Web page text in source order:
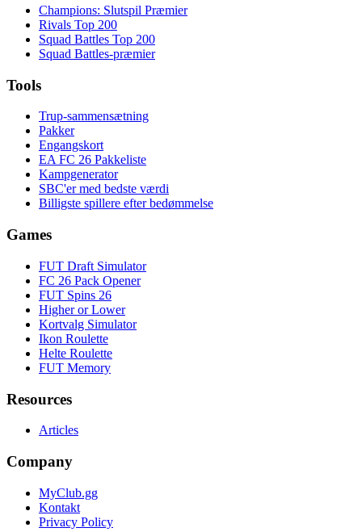
Champions: Slutspil Præmier
Rivals Top 200
Squad Battles Top 200
Squad Battles-præmier
Tools
Trup-sammensætning
Pakker
Engangskort
EA FC 26 Pakkeliste
Kampgenerator
SBC'er med bedste værdi
Billigste spillere efter bedømmelse
Games
FUT Draft Simulator
FC 26 Pack Opener
FUT Spins 26
Higher or Lower
Kortvalg Simulator
Ikon Roulette
Helte Roulette
FUT Memory
Resources
Articles
Company
MyClub.gg
Kontakt
Privacy Policy